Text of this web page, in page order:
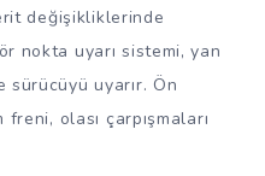
değişikliklerinde
nokta uyarı sistemi, yan
uyarır. Ön
freni, olası çarpışmaları